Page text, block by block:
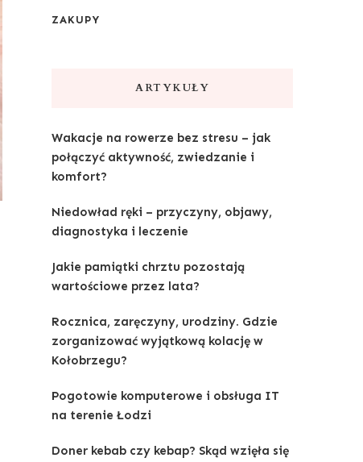
ZAKUPY
ARTYKUŁY
Wakacje na rowerze bez stresu – jak
połączyć aktywność, zwiedzanie i
komfort?
Niedowład ręki – przyczyny, objawy,
diagnostyka i leczenie
Jakie pamiątki chrztu pozostają
wartościowe przez lata?
Rocznica, zaręczyny, urodziny. Gdzie
zorganizować wyjątkową kolację w
Kołobrzegu?
Pogotowie komputerowe i obsługa IT
na terenie Łodzi
Doner kebab czy kebap? Skąd wzięła się